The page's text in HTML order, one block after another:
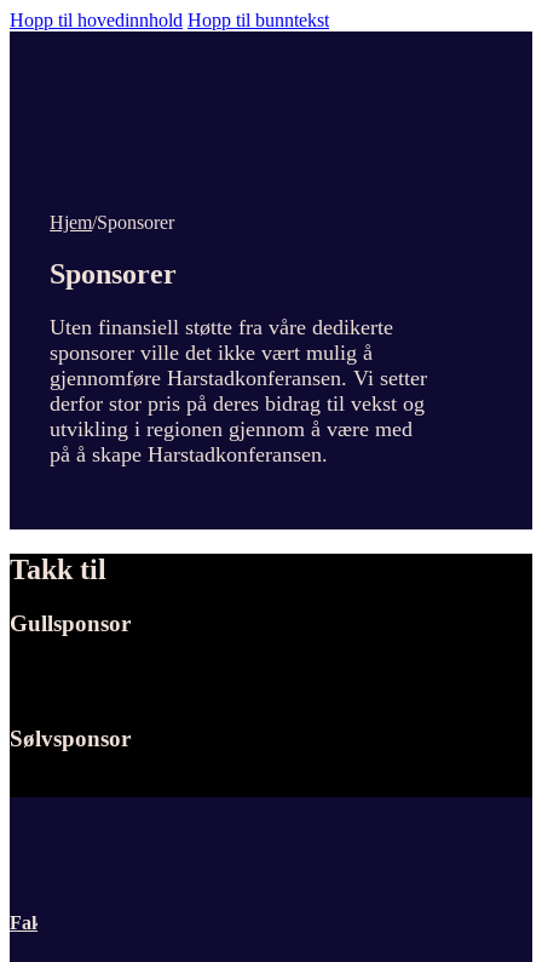
Hopp til hovedinnhold Hopp til bunntekst
Hjem/Sponsorer
Sponsorer
Uten finansiell støtte fra våre dedikerte
sponsorer ville det ikke vært mulig å
gjennomføre Harstadkonferansen. Vi setter
derfor stor pris på deres bidrag til vekst og
utvikling i regionen gjennom å være med
på å skape Harstadkonferansen.
Takk til
Gullsponsor
Sølvsponsor
Faktor